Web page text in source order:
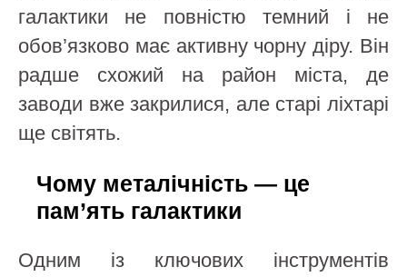
галактики не повністю темний і не
обов’язково має активну чорну діру. Він
радше схожий на район міста, де
заводи вже закрилися, але старі ліхтарі
ще світять.
Чому металічність — це
пам’ять галактики
Одним із ключових інструментів